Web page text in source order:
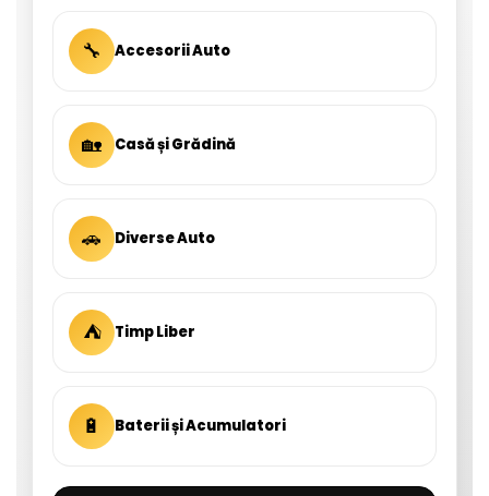
🔧 Accesorii Auto
🏡 Casă și Grădină
🚗 Diverse Auto
⛺ Timp Liber
🔋 Baterii și Acumulatori